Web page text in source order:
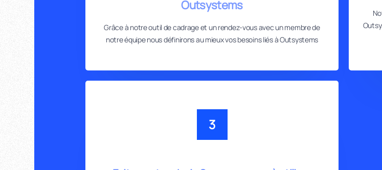
Outsystems
Grâce à notre outil de cadrage et un rendez-vous avec un membre de
notre équipe nous définirons au mieux vos besoins liés à Outsystems
3